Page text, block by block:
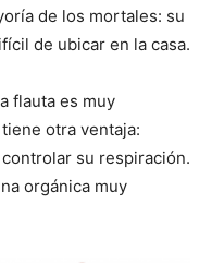
de los mortales: su
de ubicar en la casa.
flauta es muy
otra ventaja:
su respiración.
orgánica muy